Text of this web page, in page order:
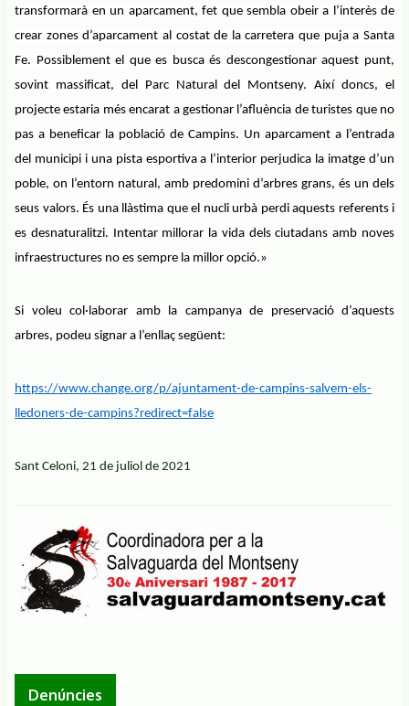
transformarà en un aparcament, fet que sembla obeir a l’interès de
crear zones d’aparcament al costat de la carretera que puja a Santa
Fe. Possiblement el que es busca és descongestionar aquest punt,
sovint massificat, del Parc Natural del Montseny. Així doncs, el
projecte estaria més encarat a gestionar l’afluència de turistes que no
pas a beneficar la població de Campins. Un aparcament a l’entrada
del municipi i una pista esportiva a l’interior perjudica la imatge d’un
poble, on l’entorn natural, amb predomini d’arbres grans, és un dels
seus valors. És una llàstima que el nucli urbà perdi aquests referents i
es desnaturalitzi. Intentar millorar la vida dels ciutadans amb noves
infraestructures no es sempre la millor opció.»
Si voleu col·laborar amb la campanya de preservació d’aquests
arbres, podeu signar a l’enllaç següent:
https://www.change.org/p/ajuntament-de-campins-salvem-els-
lledoners-de-campins?redirect=false
Sant Celoni, 21 de juliol de 2021
Denúncies